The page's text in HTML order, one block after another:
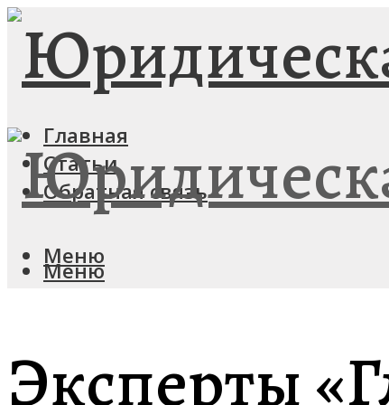
Главная
Статьи
Обратная связь
Меню
Меню
Эксперты